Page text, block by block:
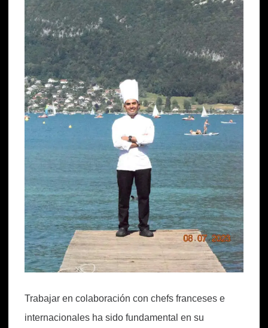
Trabajar en colaboración con chefs franceses e
internacionales ha sido fundamental en su